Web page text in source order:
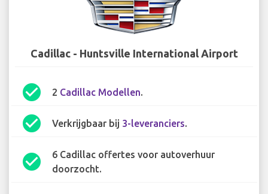
Cadillac - Huntsville International Airport
check_circle 2 Cadillac Modellen.
check_circle Verkrijgbaar bij 3-leveranciers.
check_circle
6 Cadillac offertes voor autoverhuur
doorzocht.